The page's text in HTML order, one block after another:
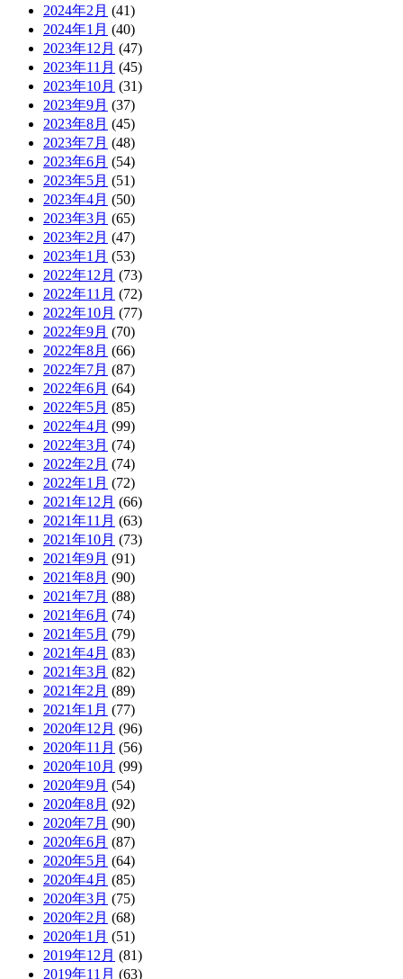
2024年2月 (41)
2024年1月 (40)
2023年12月 (47)
2023年11月 (45)
2023年10月 (31)
2023年9月 (37)
2023年8月 (45)
2023年7月 (48)
2023年6月 (54)
2023年5月 (51)
2023年4月 (50)
2023年3月 (65)
2023年2月 (47)
2023年1月 (53)
2022年12月 (73)
2022年11月 (72)
2022年10月 (77)
2022年9月 (70)
2022年8月 (66)
2022年7月 (87)
2022年6月 (64)
2022年5月 (85)
2022年4月 (99)
2022年3月 (74)
2022年2月 (74)
2022年1月 (72)
2021年12月 (66)
2021年11月 (63)
2021年10月 (73)
2021年9月 (91)
2021年8月 (90)
2021年7月 (88)
2021年6月 (74)
2021年5月 (79)
2021年4月 (83)
2021年3月 (82)
2021年2月 (89)
2021年1月 (77)
2020年12月 (96)
2020年11月 (56)
2020年10月 (99)
2020年9月 (54)
2020年8月 (92)
2020年7月 (90)
2020年6月 (87)
2020年5月 (64)
2020年4月 (85)
2020年3月 (75)
2020年2月 (68)
2020年1月 (51)
2019年12月 (81)
2019年11月 (63)